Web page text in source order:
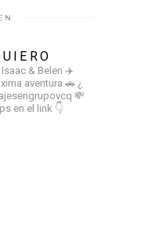
& Belen ✈️
aventura 🚗 ¿
💸
en el link 👇